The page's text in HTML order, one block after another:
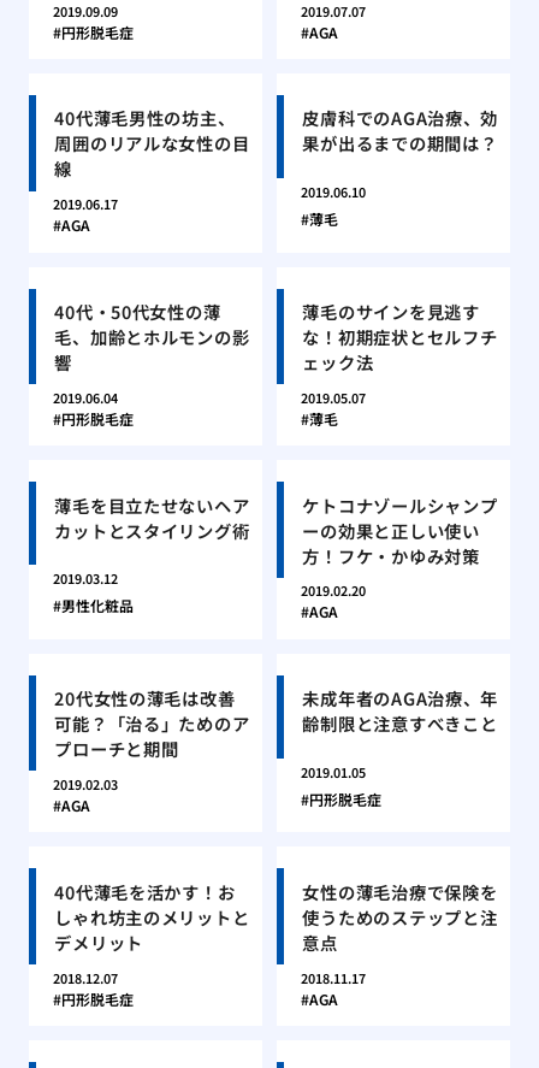
2019.09.09
円形脱毛症
2019.07.07
AGA
40代薄毛男性の坊主、
周囲のリアルな女性の目
線
2019.06.17
AGA
皮膚科でのAGA治療、効
果が出るまでの期間は？
2019.06.10
薄毛
40代・50代女性の薄
毛、加齢とホルモンの影
響
2019.06.04
円形脱毛症
薄毛のサインを見逃す
な！初期症状とセルフチ
ェック法
2019.05.07
薄毛
薄毛を目立たせないヘア
カットとスタイリング術
2019.03.12
男性化粧品
ケトコナゾールシャンプ
ーの効果と正しい使い
方！フケ・かゆみ対策
2019.02.20
AGA
20代女性の薄毛は改善
可能？「治る」ためのア
プローチと期間
2019.02.03
AGA
未成年者のAGA治療、年
齢制限と注意すべきこと
2019.01.05
円形脱毛症
40代薄毛を活かす！お
しゃれ坊主のメリットと
デメリット
2018.12.07
円形脱毛症
女性の薄毛治療で保険を
使うためのステップと注
意点
2018.11.17
AGA